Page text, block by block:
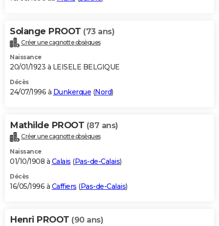
Solange PROOT (73 ans)
Créer une cagnotte obsèques
Naissance
20/01/1923 à LEISELE BELGIQUE
Décès
24/07/1996 à Dunkerque (Nord)
Mathilde PROOT (87 ans)
Créer une cagnotte obsèques
Naissance
01/10/1908 à Calais (Pas-de-Calais)
Décès
16/05/1996 à Caffiers (Pas-de-Calais)
Henri PROOT (90 ans)